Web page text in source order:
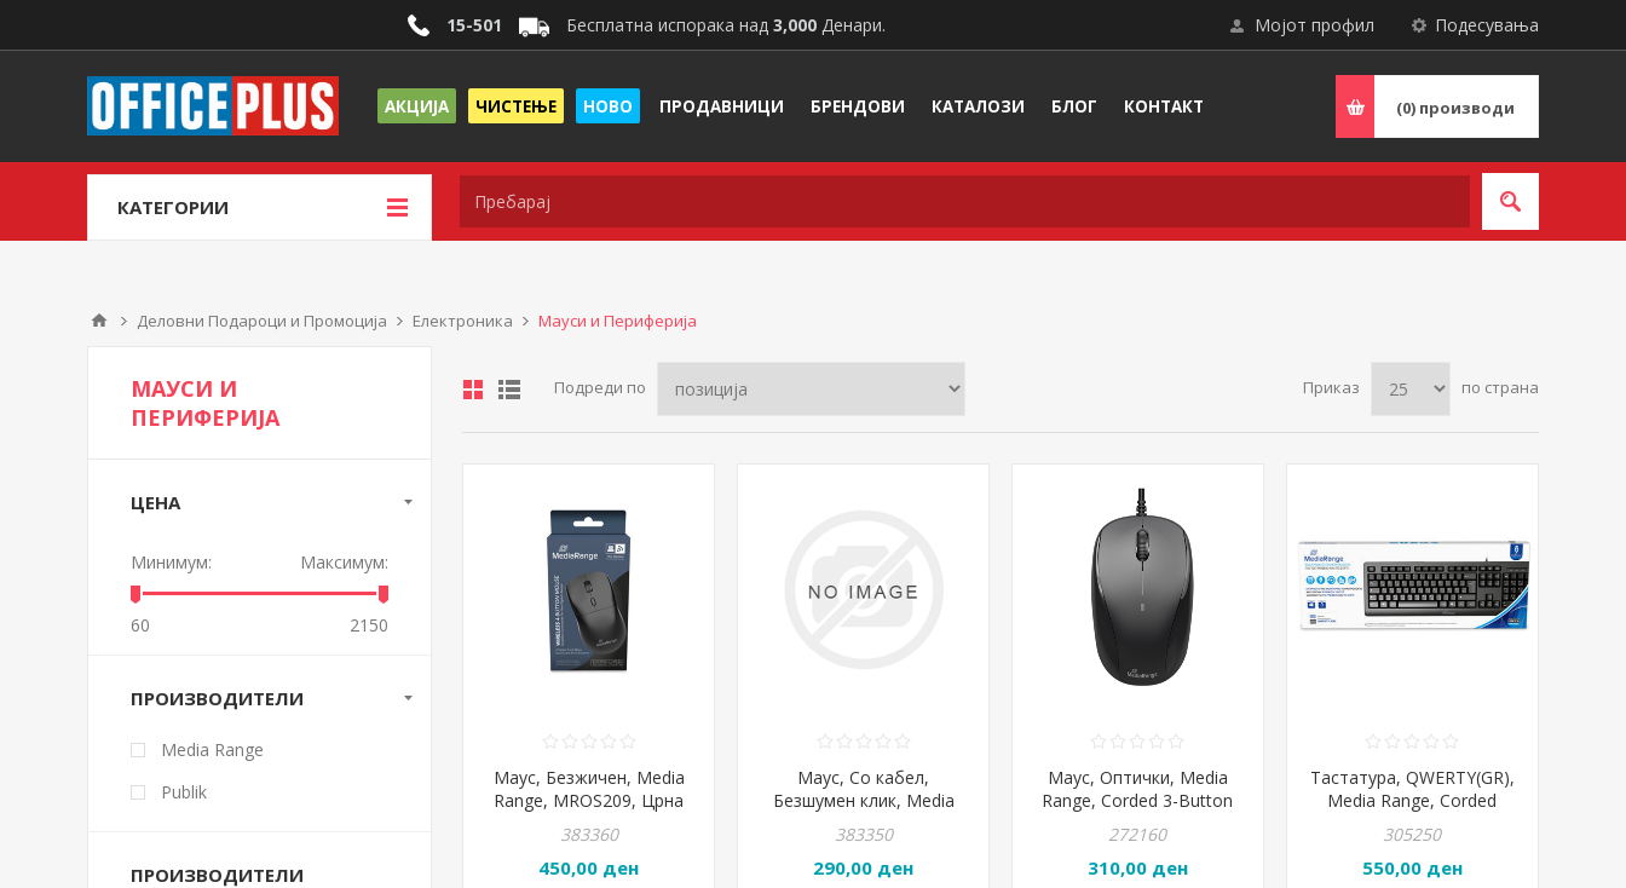
Подесувања
Мојот профил
15-501 Бесплатна испорака над 3,000 Денари.
АКЦИЈА ЧИСТЕЊЕ НОВО ПРОДАВНИЦИ БРЕНДОВИ КАТАЛОЗИ БЛОГ КОНТАКТ (0) производи
КАТЕГОРИИ
Деловни Подароци и Промоција Електроника Мауси и Периферија
Подреди по Приказ по страна
Маус, Безжичен, Media
Range, MROS209, Црна
383360
450,00 ден
Маус, Со кабел,
Безшумен клик, Media
range, MROS212, Црна
383350
290,00 ден
Маус, Оптички, Media
Range, Corded 3-Button
Optical Mouse, MROS213,
Црна
272160
310,00 ден
Тастатура, QWERTY(GR),
Media Range, Corded
keyboard, MROS109-GR,
Црна
305250
550,00 ден
МАУСИ И
ПЕРИФЕРИЈА
ЦЕНА
Минимум: Максимум:
60 2150
ПРОИЗВОДИТЕЛИ
Media Range
Publik
ПРОИЗВОДИТЕЛИ